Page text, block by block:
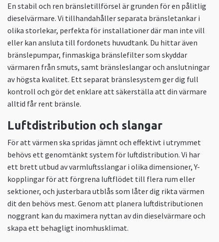
En stabil och ren bränsletillförsel är grunden för en pålitlig
dieselvärmare. Vi tillhandahåller separata bränsletankar i
olika storlekar, perfekta för installationer där man inte vill
eller kan ansluta till fordonets huvudtank. Du hittar även
bränslepumpar, finmaskiga bränslefilter som skyddar
värmaren från smuts, samt bränsleslangar och anslutningar
av högsta kvalitet. Ett separat bränslesystem ger dig full
kontroll och gör det enklare att säkerställa att din värmare
alltid får rent bränsle.
Luftdistribution och slangar
För att värmen ska spridas jämnt och effektivt i utrymmet
behövs ett genomtänkt system för luftdistribution. Vi har
ett brett utbud av varmluftsslangar i olika dimensioner, Y-
kopplingar för att förgrena luftflödet till flera rum eller
sektioner, och justerbara utblås som låter dig rikta värmen
dit den behövs mest. Genom att planera luftdistributionen
noggrant kan du maximera nyttan av din dieselvärmare och
skapa ett behagligt inomhusklimat.